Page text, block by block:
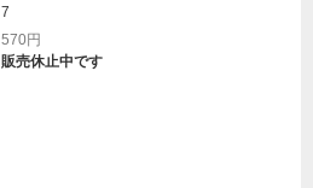
7
570円
販売休止中です